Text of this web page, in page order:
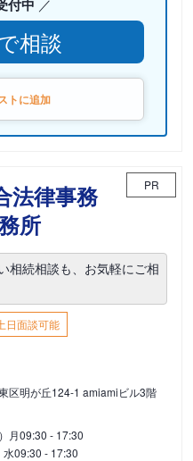
付中
相談
トに追加
法律事務
所
PR
相続相談も、お気軽にご相
日面談可能
区明が丘124-1 amiamiビル3階
月09:30 - 17:30
水09:30 - 17:30